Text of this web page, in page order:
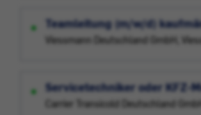
Teamleitung (m/w/d)
Viessmann Deutschland GmbH,
Servicetechniker oder KFZ-
Carrier Transicold Deutschland